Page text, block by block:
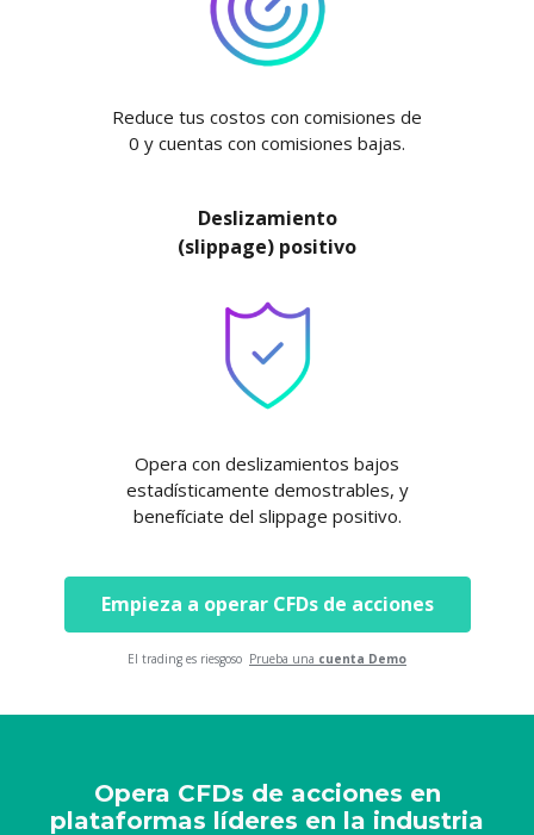
Reduce tus costos con comisiones de
0 y cuentas con comisiones bajas.
Deslizamiento
(slippage) positivo
Opera con deslizamientos bajos
estadísticamente demostrables, y
benefíciate del slippage positivo.
Empieza a operar CFDs de acciones
El trading es riesgoso Prueba una cuenta Demo
Opera CFDs de acciones en
plataformas líderes en la industria